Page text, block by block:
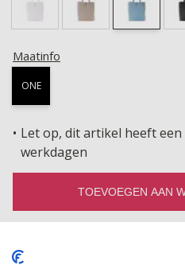
Maatinfo
ONE
Let op, dit artikel heeft
werkdagen
TOEVOEGEN AAN